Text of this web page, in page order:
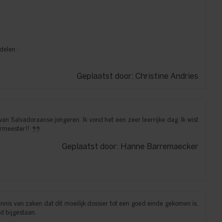
:
Geplaatst door: Christine Andries
Salvadoraanse jongeren. Ik vond het een zeer leerrijke dag. Ik wist
Geplaatst door: Hanne Barremaecker
van zaken dat dit moeilijk dossier tot een goed einde gekomen is.
bijgestaan.